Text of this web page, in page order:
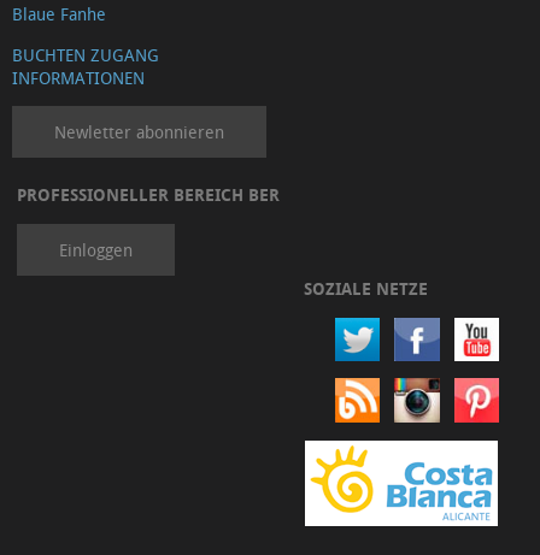
Blaue Fanhe
BUCHTEN ZUGANG
INFORMATIONEN
Newletter abonnieren
PROFESSIONELLER BEREICH BER
Einloggen
SOZIALE NETZE